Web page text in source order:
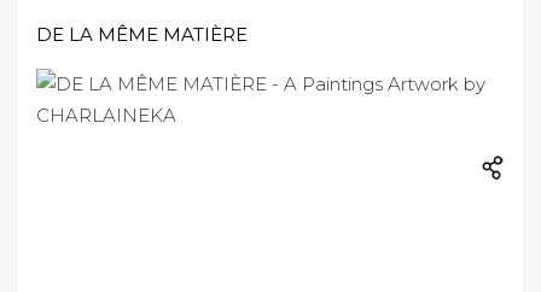
DE LA MÊME MATIÈRE